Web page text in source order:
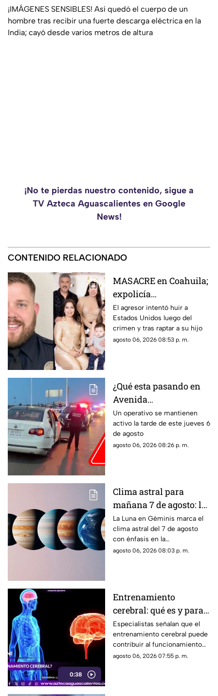
¡IMÁGENES SENSIBLES! Así quedó el cuerpo de un
hombre tras recibir una fuerte descarga eléctrica en la
India; cayó desde varios metros de altura
¡No te pierdas nuestro contenido, sigue a
TV Azteca Aguascalientes en Google
News!
CONTENIDO RELACIONADO
MASACRE en Coahuila;
expolicía
estadounidense atacó a
la familia de su
expareja mexicana
luego de que le
familiar
El agresor intentó huir a
Estados Unidos luego del
crimen y tras raptar a su hijo
agosto 06, 2026 08:53 p. m.
¿Qué esta pasando en
Avenida
Aguascalientes?
Reportan persecución y
accidente vehicular
Un operativo se mantienen
activo la tarde de este jueves 6
de agosto
agosto 06, 2026 08:26 p. m.
Clima astral para
mañana 7 de agosto: la
Luna cambia a Géminis
y favorece la
comunicación
La Luna en Géminis marca el
clima astral del 7 de agosto
con énfasis en la
comunicación, las ideas y los
agosto 06, 2026 08:03 p. m.
0:38
Entrenamiento
cerebral: qué es y para
qué sirve
Especialistas señalan que el
entrenamiento cerebral puede
contribuir al funcionamiento
cognitivo cuando se combina
agosto 06, 2026 07:55 p. m.